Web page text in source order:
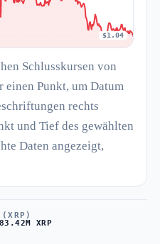
$1.04
Schlusskursen von
Punkt, um Datum
rechts
und Tief des gewählten
Daten angezeigt,
(XRP)
XRP